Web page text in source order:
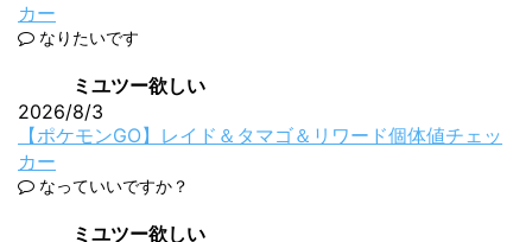
カー
なりたいです
ミユツー欲しい
2026/8/3
【ポケモンGO】レイド＆タマゴ＆リワード個体値チェッ
カー
なっていいですか？
ミユツー欲しい